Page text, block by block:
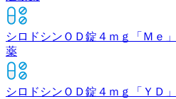
シロドシンＯＤ錠４ｍｇ「Ｍｅ」
薬
シロドシンＯＤ錠４ｍｇ「ＹＤ」